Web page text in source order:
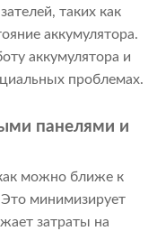
таких как
аккумулятора.
аккумулятора и
проблемах.
панелями и
можно ближе к
минимизирует
затраты на